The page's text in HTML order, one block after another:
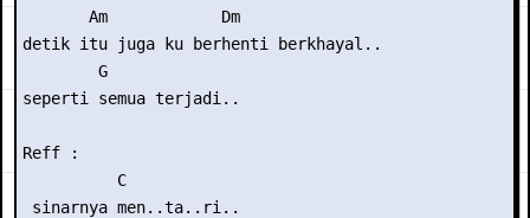
       Am            Dm
detik itu juga ku berhenti berkhayal..
        G
seperti semua terjadi..
Reff :
          C
sinarnya men..ta..ri..